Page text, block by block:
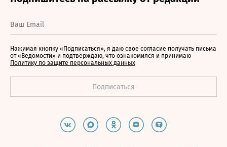
Нажимая кнопку «Подписаться», я даю свое согласие получать письма
от «Ведомости» и подтверждаю, что ознакомился и принимаю
Политику по защите персональных данных